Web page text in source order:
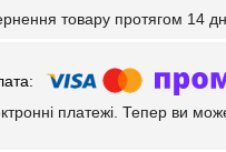
товару протягом 14
платежі. Тепер ви